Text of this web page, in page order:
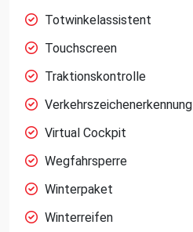
Totwinkelassistent
Touchscreen
Traktionskontrolle
Verkehrszeichenerkennung
Virtual Cockpit
Wegfahrsperre
Winterpaket
Winterreifen